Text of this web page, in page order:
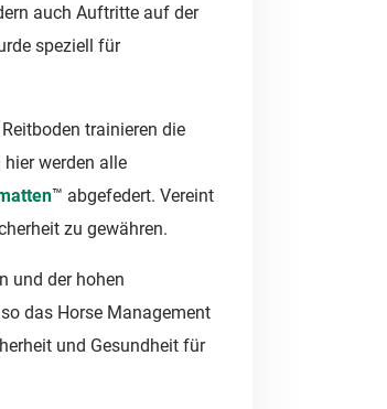
auch Auftritte auf der
speziell für
trainieren die
werden alle
™ abgefedert. Vereint
zu gewähren.
und der hohen
das Horse Management
und Gesundheit für